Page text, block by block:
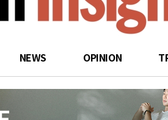
search
NEWS OPINION